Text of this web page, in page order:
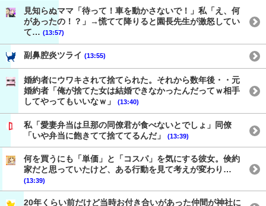
見知らぬママ「待って！車を動かさないで！」私「え、何
があったの！？」→慌てて降りると園長先生が激怒してい
て… (13:57)
副鼻腔炎ツライ (13:55)
婚約者にウワキされて捨てられた。それから数年後・・元
婚約者「俺が捨てた女は結婚できなかったんだってｗ相手
してやってもいいなｗ」
(13:40)
私「愛妻弁当は旦那の同僚君が食べないとでしょ」同僚
「いや弁当に飽きてて捨ててるんだ」
(13:39)
何を買うにも「単価」と「コスパ」を気にする彼女。倹約
家だと思っていたけど、ある行動を見て考えが変わり…
(13:39)
20年くらい前だけど当時お付き合いがあった仲間が神社に